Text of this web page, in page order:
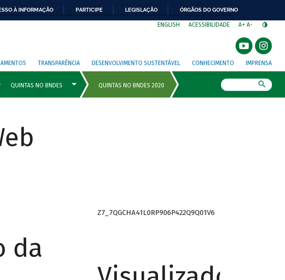
À INFORMAÇÃO PARTICIPE LEGISLAÇÃO ÓRGÃOS DO GOVERNO
ENGLISH ACESSIBILIDADE A+ A-
TRANSPARÊNCIA DESENVOLVIMENTO SUSTENTÁVEL CONHECIMENTO IMPRENSA
da
Z7_7QGCHA41L0RP906P422Q9Q01V6